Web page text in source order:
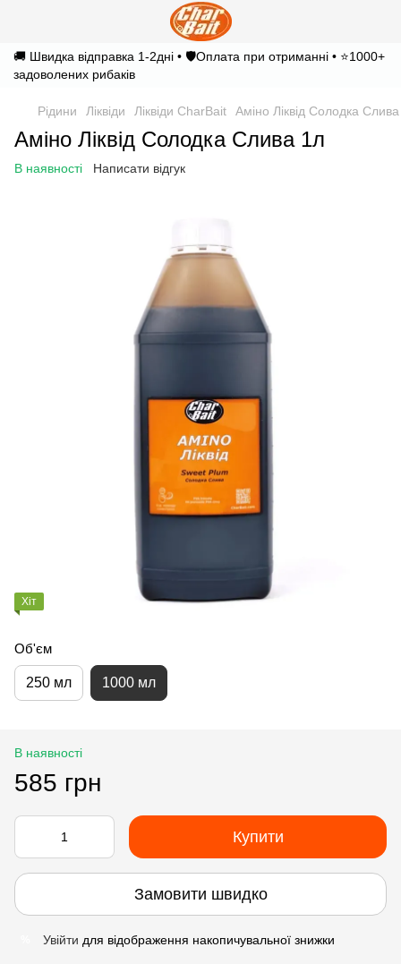
🚚 Швидка відправка 1-2дні • 🛡️Оплата при отриманні • ⭐1000+
задоволених рибаків
Рідини Ліквіди Ліквіди CharBait Аміно Ліквід Солодка
Аміно Ліквід Солодка Слива 1л
В наявності Написати відгук
Хіт
Об'єм
250 мл 1000 мл
В наявності
585 грн
Купити
Замовити швидко
Увійти для відображення накопичувальної знижки